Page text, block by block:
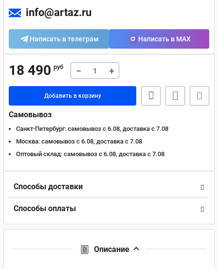
info@artaz.ru
Написать в телеграм Написать в MAX
18 490 руб − +
Добавить в корзину
Самовывоз
Санкт-Петербург: самовывоз с 6.08, доставка c 7.08
Москва: самовывоз с 6.08, доставка c 7.08
Оптовый склад: самовывоз с 6.08, доставка c 7.08
Способы доставки
Способы оплаты
Описание